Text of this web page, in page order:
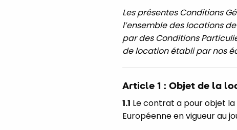
Les présentes Conditions
l’ensemble des locations
par des Conditions
de location établi par nos
Article 1 : Objet de la
1.1 Le contrat a pour objet
Européenne en vigueur au